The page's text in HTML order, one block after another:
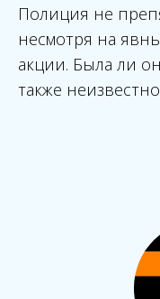
Полиция не
несмотря на
акции. Была ли
также